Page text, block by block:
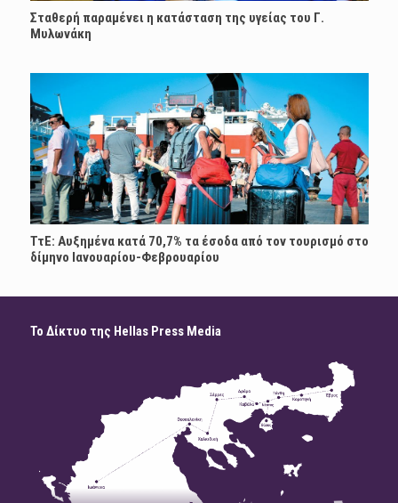
Σταθερή παραμένει η κατάσταση της υγείας του Γ.
Μυλωνάκη
ΤτΕ: Αυξημένα κατά 70,7% τα έσοδα από τον τουρισμό στο
δίμηνο Ιανουαρίου-Φεβρουαρίου
Το Δίκτυο της Hellas Press Media